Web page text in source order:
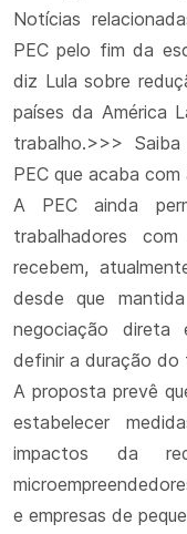
Notícias
PEC pelo fim da
diz Lula sobre
países da América
trabalho.>>>
PEC que acaba com
A PEC ainda
trabalhadores
recebem,
desde que
negociação
definir a duração do
A proposta prevê
estabelecer
impactos da
e empresas de